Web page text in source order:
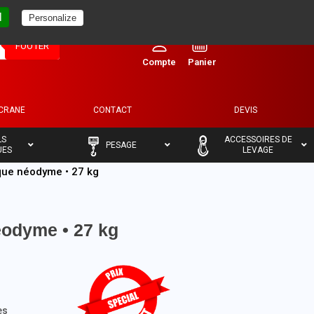
FOOTER
CONTACT
– DEVIS
–
PESAGE
ACCESSOIRES DE
LEVAGE
néodyme • 27 kg
• 27 kg
Personalize